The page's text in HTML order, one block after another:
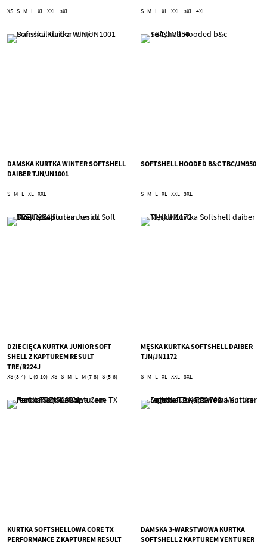
XS S M L XL XXL 3XL S M L XL XXL 3XL 4XL
DAMSKA KURTKA WINTER SOFTSHELL
DAIBER TJN/JN1001
S M L XL XXL
SOFTSHELL HOODED B&C TBC/JM950
S M L XL XXL 3XL
DZIECIĘCA KURTKA JUNIOR SOFT
SHELL Z KAPTUREM RESULT
TRE/R224J
XS (3-4) L (9-10) XS S M L M (7-8) S (5-6)
MĘSKA KURTKA SOFTSHELL DAIBER
TJN/JN1172
S M L XL XXL 3XL
KURTKA SOFTSHELLOWA CORE TX
PERFORMANCE Z KAPTUREM RESULT
DAMSKA 3-WARSTWOWA KURTKA
SOFTSHELL Z KAPTUREM VENTURER